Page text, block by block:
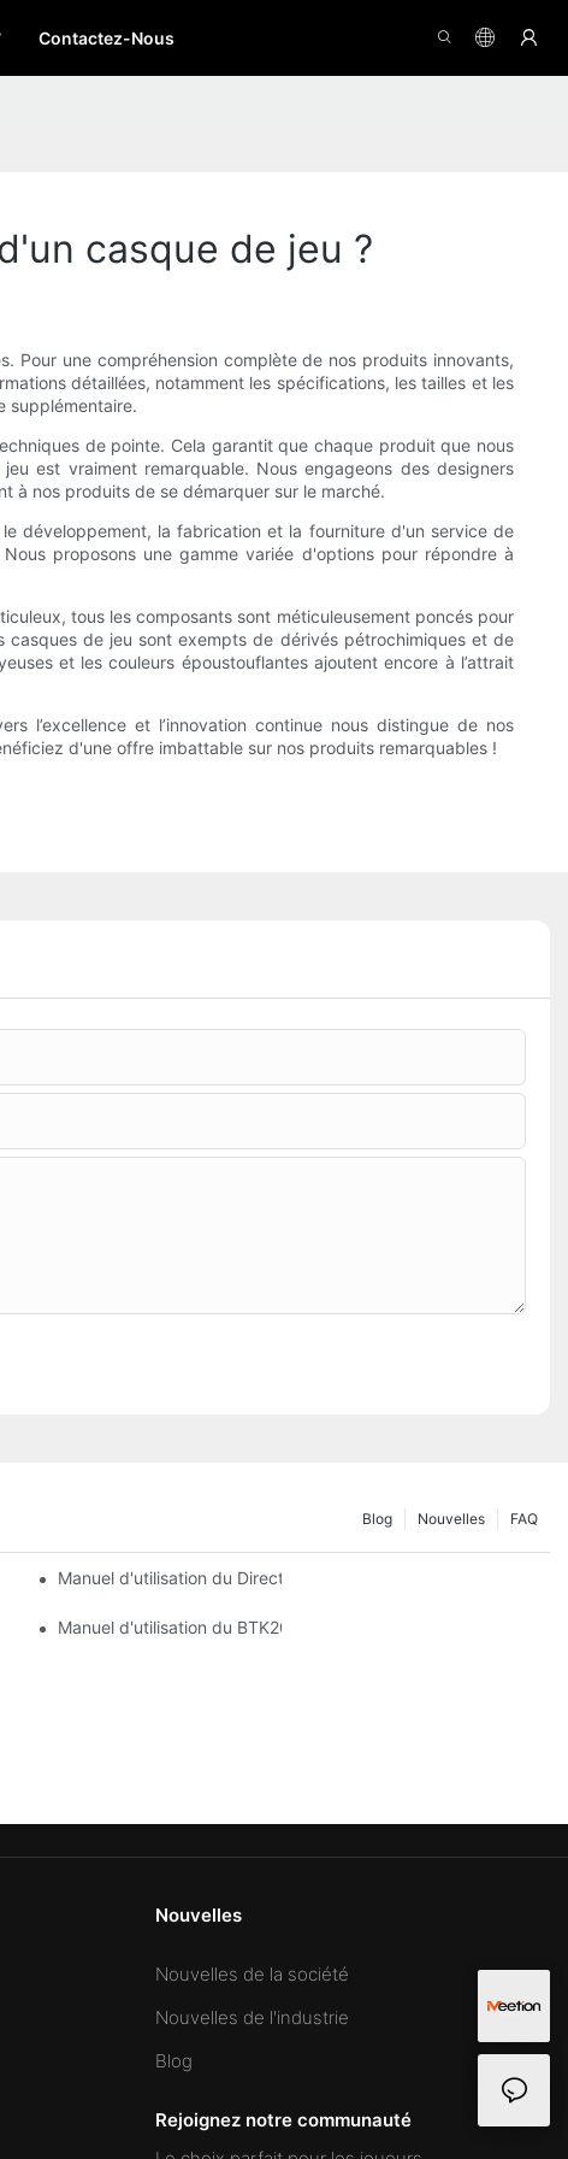
Contactez-Nous
casque de jeu ?
Pour une compréhension complète de nos produits innovants,
détaillées, notamment les spécifications, les tailles et les
supplémentaire.
de pointe. Cela garantit que chaque produit que nous
est vraiment remarquable. Nous engageons des designers
à nos produits de se démarquer sur le marché.
développement, la fabrication et la fourniture d'un service de
proposons une gamme variée d'options pour répondre à
tous les composants sont méticuleusement poncés pour
casques de jeu sont exempts de dérivés pétrochimiques et de
et les couleurs époustouflantes ajoutent encore à l’attrait
l’excellence et l’innovation continue nous distingue de nos
d'une offre imbattable sur nos produits remarquables !
FAQ
Nouvelles
Blog
Manuel d'utilisation du DirectorQ Combo
Manuel d'utilisation du BTK2000
Nouvelles
Nouvelles de la société
Nouvelles de l'industrie
Blog
Rejoignez notre communauté